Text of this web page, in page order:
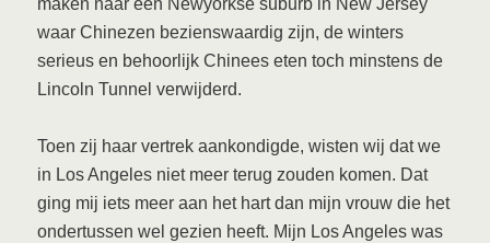
waar Chinezen bezienswaardig zijn, de winters
serieus en behoorlijk Chinees eten toch minstens de
Lincoln Tunnel verwijderd.
Toen zij haar vertrek aankondigde, wisten wij dat we
in Los Angeles niet meer terug zouden komen. Dat
ging mij iets meer aan het hart dan mijn vrouw die het
ondertussen wel gezien heeft. Mijn Los Angeles was